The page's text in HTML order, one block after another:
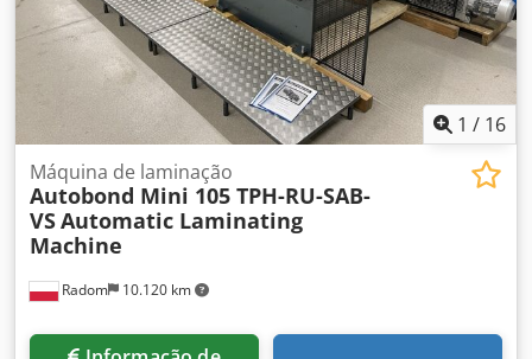
1 / 16
Radom 10.120 km
Máquina de laminação
Autobond Mini 105 TPH-RU-SAB-
VSAutomatic Laminating
Machine